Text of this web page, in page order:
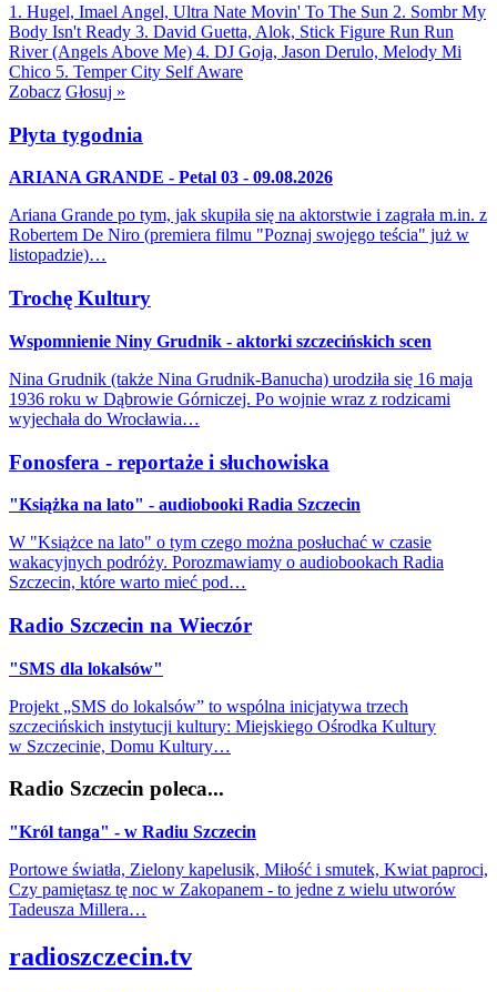
1. Hugel, Imael Angel, Ultra Nate Movin' To The Sun 2. Sombr My
Body Isn't Ready 3. David Guetta, Alok, Stick Figure Run Run
River (Angels Above Me) 4. DJ Goja, Jason Derulo, Melody Mi
Chico 5. Temper City Self Aware
Zobacz Głosuj »
Płyta tygodnia
ARIANA GRANDE - Petal 03 - 09.08.2026
Ariana Grande po tym, jak skupiła się na aktorstwie i zagrała m.in. z
Robertem De Niro (premiera filmu "Poznaj swojego teścia" już w
listopadzie)…
Trochę Kultury
Wspomnienie Niny Grudnik - aktorki szczecińskich scen
Nina Grudnik (także Nina Grudnik-Banucha) urodziła się 16 maja
1936 roku w Dąbrowie Górniczej. Po wojnie wraz z rodzicami
wyjechała do Wrocławia…
Fonosfera - reportaże i słuchowiska
"Książka na lato" - audiobooki Radia Szczecin
W "Książce na lato" o tym czego można posłuchać w czasie
wakacyjnych podróży. Porozmawiamy o audiobookach Radia
Szczecin, które warto mieć pod…
Radio Szczecin na Wieczór
"SMS dla lokalsów"
Projekt „SMS do lokalsów” to wspólna inicjatywa trzech
szczecińskich instytucji kultury: Miejskiego Ośrodka Kultury
w Szczecinie, Domu Kultury…
Radio Szczecin poleca...
"Król tanga" - w Radiu Szczecin
Portowe światła, Zielony kapelusik, Miłość i smutek, Kwiat paproci,
Czy pamiętasz tę noc w Zakopanem - to jedne z wielu utworów
Tadeusza Millera…
radioszczecin.tv